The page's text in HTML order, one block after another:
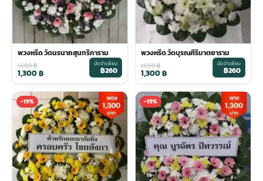
พวงหรีด วัดนรนาถสุนทริการาม
1,600฿
1,300฿
มัดจำเพียง
฿260
พวงหรีด วัดบุรณศิริมาตยาราม
1,600฿
1,300฿
มัดจำเพียง
฿260
-19% -19%